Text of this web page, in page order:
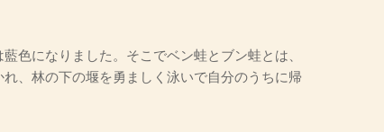
色になりました。そこでベン蛙とブン蛙とは、
れ、林の下の堰を勇ましく泳いで自分のうちに帰